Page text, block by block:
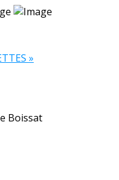
»
Boissat